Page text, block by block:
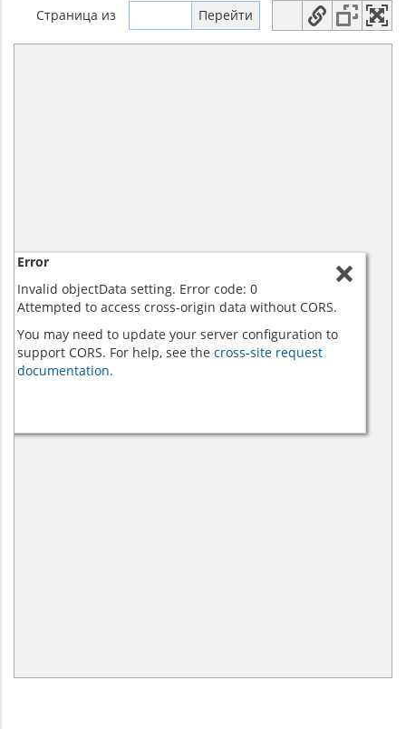
Страница из
Error
Invalid objectData setting. Error code: 0
Attempted to access cross-origin data without CORS.
You may need to update your server configuration to
support CORS. For help, see the cross-site request
documentation.